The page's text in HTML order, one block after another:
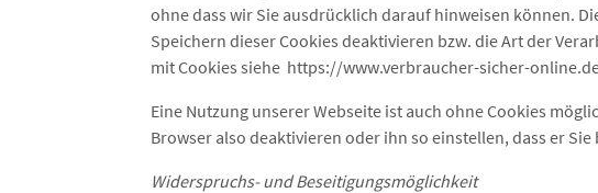
ohne dass wir Sie ausdrücklich darauf hinweisen können.
Speichern dieser Cookies deaktivieren bzw. die Art der
mit Cookies siehe https://www.verbraucher-sicher-
Eine Nutzung unserer Webseite ist auch ohne Cookies
Browser also deaktivieren oder ihn so einstellen, dass er
Widerspruchs- und Beseitigungsmöglichkeit